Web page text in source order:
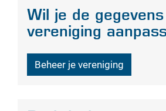
Wil je de
vereniging
Beheer je vereniging